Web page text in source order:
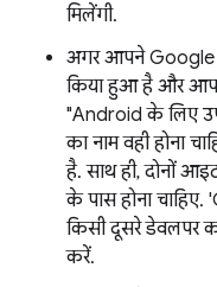
मिलेंगी.
अगर आपने Google
किया हुआ है और
"Android के लिए
का नाम वही होना
है. साथ ही, दोनों
के पास होना
किसी दूसरे डेवलपर
करें.